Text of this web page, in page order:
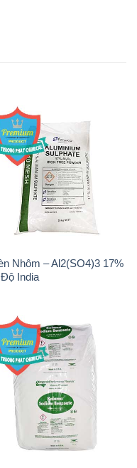
Benzoate – Mốc Bột
Food Grade Mỹ Usa
NaCL – Sodium Chloride
Thái Lan